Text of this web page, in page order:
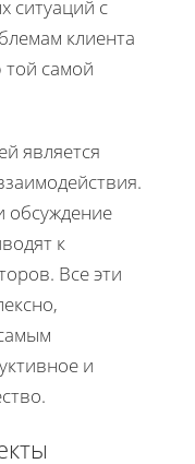
ситуаций с
клиента
самой
является
обсуждение
к
Все эти
и